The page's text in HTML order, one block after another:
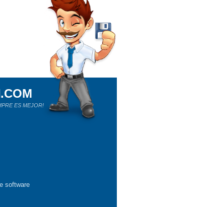
ES MEJOR!
software